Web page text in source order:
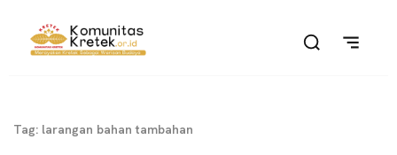
Tag: larangan bahan tambahan